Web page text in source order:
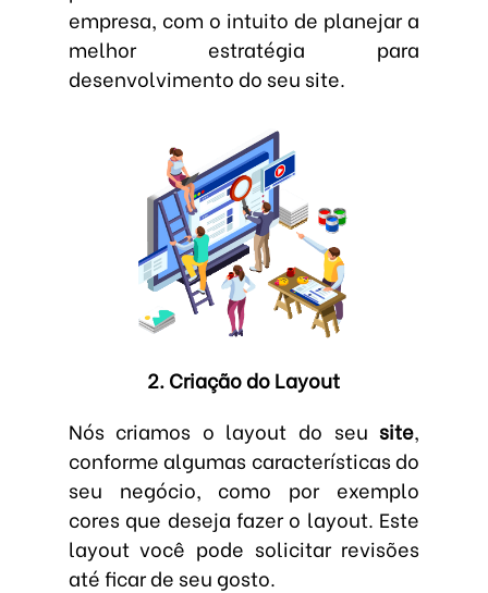
empresa, com o intuito de planejar a
melhor estratégia para
desenvolvimento do seu site.
2. Criação do Layout
Nós criamos o layout do seusite,
conforme algumas características do
seu negócio, como por exemplo
cores que deseja fazer o layout. Este
layout você pode solicitar revisões
até ficar de seu gosto.